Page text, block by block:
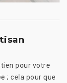
pour votre
; cela pour que